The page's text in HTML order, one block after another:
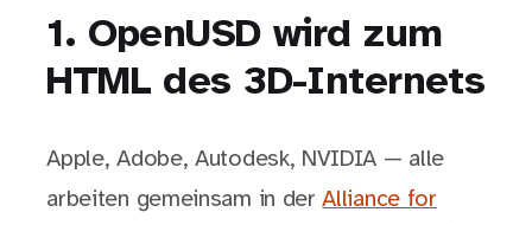
1. OpenUSD wird zum
HTML des 3D-Internets
Apple, Adobe, Autodesk, NVIDIA — alle
arbeiten gemeinsam in derAlliance for